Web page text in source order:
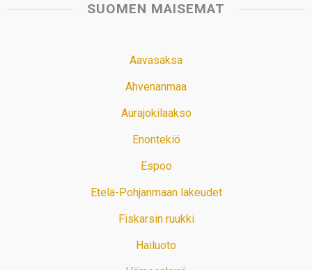
SUOMEN MAISEMAT
Aavasaksa
Ahvenanmaa
Aurajokilaakso
Enontekiö
Espoo
Etelä-Pohjanmaan lakeudet
Fiskarsin ruukki
Hailuoto